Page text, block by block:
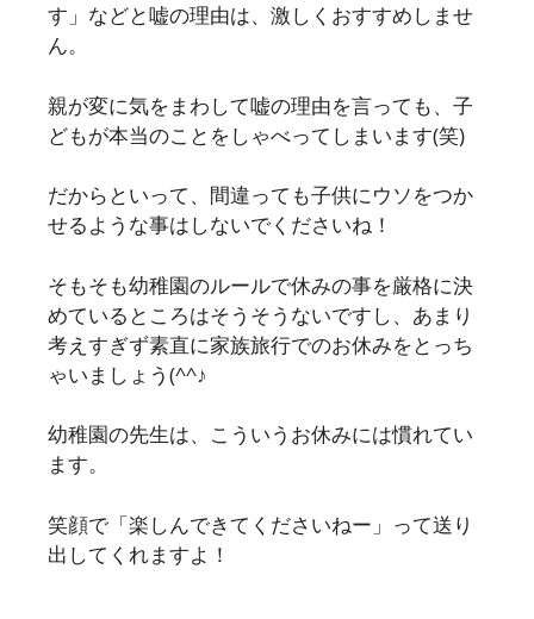
す」などと嘘の理由は、激しくおすすめしませ
ん。
親が変に気をまわして嘘の理由を言っても、子
どもが本当のことをしゃべってしまいます(笑)
だからといって、間違っても子供にウソをつか
せるような事はしないでくださいね！
そもそも幼稚園のルールで休みの事を厳格に決
めているところはそうそうないですし、あまり
考えすぎず素直に家族旅行でのお休みをとっち
ゃいましょう(^^♪
幼稚園の先生は、こういうお休みには慣れてい
ます。
笑顔で「楽しんできてくださいねー」って送り
出してくれますよ！